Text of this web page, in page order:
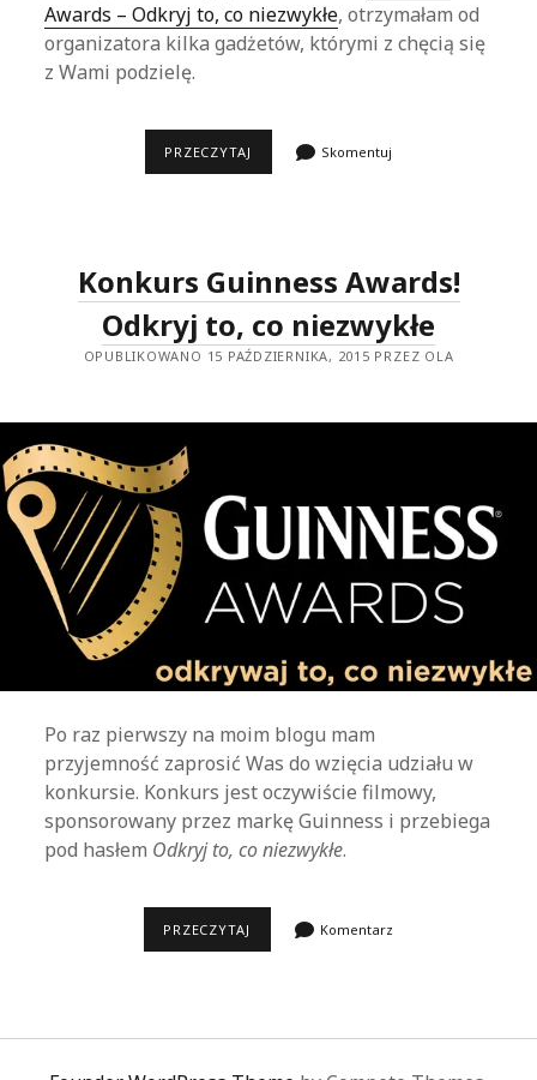
Awards – Odkryj to, co niezwykłe, otrzymałam od
organizatora kilka gadżetów, którymi z chęcią się
z Wami podzielę.
PRZECZYTAJ KONKURS Skomentuj
Konkurs Guinness Awards!
Odkryj to, co niezwykłe
OPUBLIKOWANO 15 PAŹDZIERNIKA, 2015 PRZEZ OLA
Po raz pierwszy na moim blogu mam
przyjemność zaprosić Was do wzięcia udziału w
konkursie. Konkurs jest oczywiście filmowy,
sponsorowany przez markę Guinness i przebiega
pod hasłem Odkryj to, co niezwykłe.
PRZECZYTAJ KONKURS
NIEZWYKŁE
Komentarz